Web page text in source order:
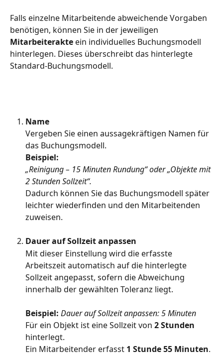
Falls einzelne Mitarbeitende abweichende Vorgaben
benötigen, können Sie in der jeweiligen
Mitarbeiterakte ein individuelles Buchungsmodell
hinterlegen. Dieses überschreibt das hinterlegte
Standard-Buchungsmodell.
Name
Vergeben Sie einen aussagekräftigen Namen für
das Buchungsmodell.
Beispiel:
„Reinigung – 15 Minuten Rundung“ oder „Objekte mit
2 Stunden Sollzeit“.
Dadurch können Sie das Buchungsmodell später
leichter wiederfinden und den Mitarbeitenden
zuweisen.
Dauer auf Sollzeit anpassen
Mit dieser Einstellung wird die erfasste
Arbeitszeit automatisch auf die hinterlegte
Sollzeit angepasst, sofern die Abweichung
innerhalb der gewählten Toleranz liegt.
Beispiel: Dauer auf Sollzeit anpassen: 5 Minuten
Für ein Objekt ist eine Sollzeit von 2 Stunden
hinterlegt.
Ein Mitarbeitender erfasst 1 Stunde 55 Minuten.